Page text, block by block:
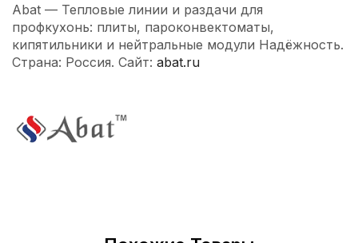
Abat — Тепловые линии и раздачи для
профкухонь: плиты, пароконвектоматы,
кипятильники и нейтральные модули Надёжность.
Страна: Россия. Сайт: abat.ru